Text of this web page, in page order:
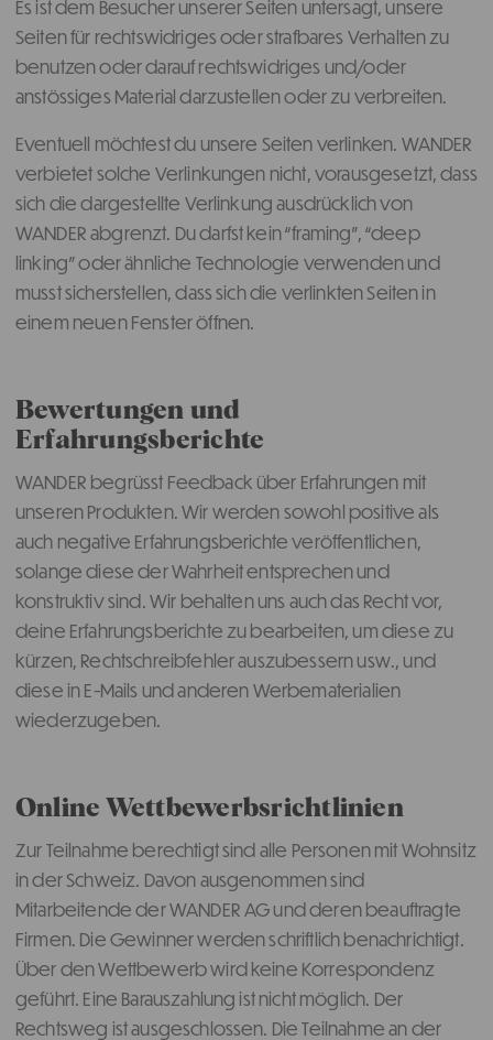
Es ist dem Besucher unserer Seiten untersagt, unsere
Seiten für rechtswidriges oder strafbares Verhalten zu
benutzen oder darauf rechtswidriges und/oder
anstössiges Material darzustellen oder zu verbreiten.
Eventuell möchtest du unsere Seiten verlinken. WANDER
verbietet solche Verlinkungen nicht, vorausgesetzt, dass
sich die dargestellte Verlinkung ausdrücklich von
WANDER abgrenzt. Du darfst kein “framing”, “deep
linking” oder ähnliche Technologie verwenden und
musst sicherstellen, dass sich die verlinkten Seiten in
einem neuen Fenster öffnen.
Bewertungen und
Erfahrungsberichte
WANDER begrüsst Feedback über Erfahrungen mit
unseren Produkten. Wir werden sowohl positive als
auch negative Erfahrungsberichte veröffentlichen,
solange diese der Wahrheit entsprechen und
konstruktiv sind. Wir behalten uns auch das Recht vor,
deine Erfahrungsberichte zu bearbeiten, um diese zu
kürzen, Rechtschreibfehler auszubessern usw., und
diese in E-Mails und anderen Werbematerialien
wiederzugeben.
Online Wettbewerbsrichtlinien
Zur Teilnahme berechtigt sind alle Personen mit Wohnsitz
in der Schweiz. Davon ausgenommen sind
Mitarbeitende der WANDER AG und deren beauftragte
Firmen. Die Gewinner werden schriftlich benachrichtigt.
Über den Wettbewerb wird keine Korrespondenz
geführt. Eine Barauszahlung ist nicht möglich. Der
Rechtsweg ist ausgeschlossen. Die Teilnahme an der